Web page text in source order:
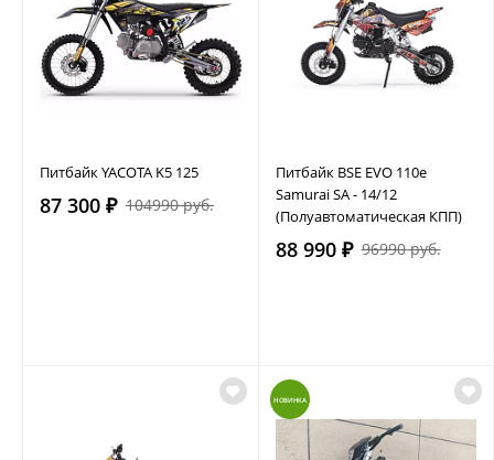
Питбайк YACOTA K5 125
87 300 ₽ 104990 руб.
Питбайк BSE EVO 110e
Samurai SA - 14/12
(Полуавтоматическая КПП)
88 990 ₽ 96990 руб.
НОВИНКА